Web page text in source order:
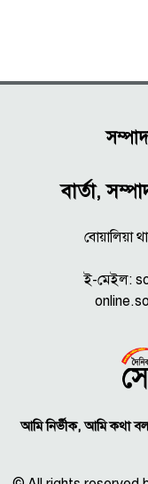
বার্তা,
বোয়ালিয়া
ই-মেইল:
আমি নির্ভীক, আমি কথা